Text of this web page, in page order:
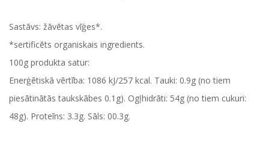
Sastāvs: žāvētas vīģes*.
*sertificēts organiskais ingredients.
100g produkta satur:
Enerģētiskā vērtība: 1086 kJ/257 kcal. Tauki: 0.9g (no tiem
piesātinātās taukskābes 0.1g). Ogļhidrāti: 54g (no tiem cukuri:
48g). Proteīns: 3.3g. Sāls: 00.3g.